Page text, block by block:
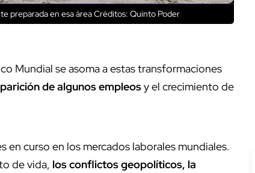
preparada en esa áreaCréditos: Quinto Poder
Mundial se asoma a estas transformaciones
de algunos empleosy el crecimiento de
curso en los mercados laborales mundiales.
de vida, los conflictos geopolíticos, la